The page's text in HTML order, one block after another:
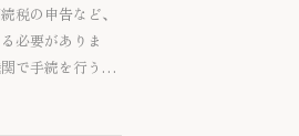
税の申告など、
必要がありま
で手続を行う場